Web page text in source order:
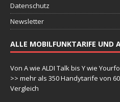
Datenschutz
Newsletter
ALLE MOBILFUNKTARIFE UND
Von A wie ALDI Talk bis Y wie
>> mehr als 350 Handytarife von
Vergleich